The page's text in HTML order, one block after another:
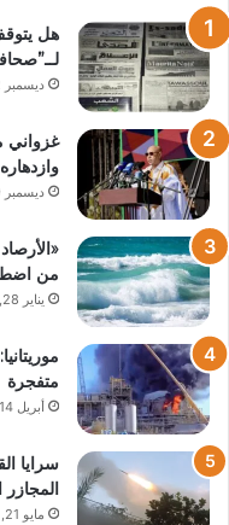
هل
ديسمبر 12, 2024
غزواني
ديسمبر 19, 2025
من
يناير 28, 2026
متفجرة
أبريل 14, 2025
سرايا
مايو 21, 2025